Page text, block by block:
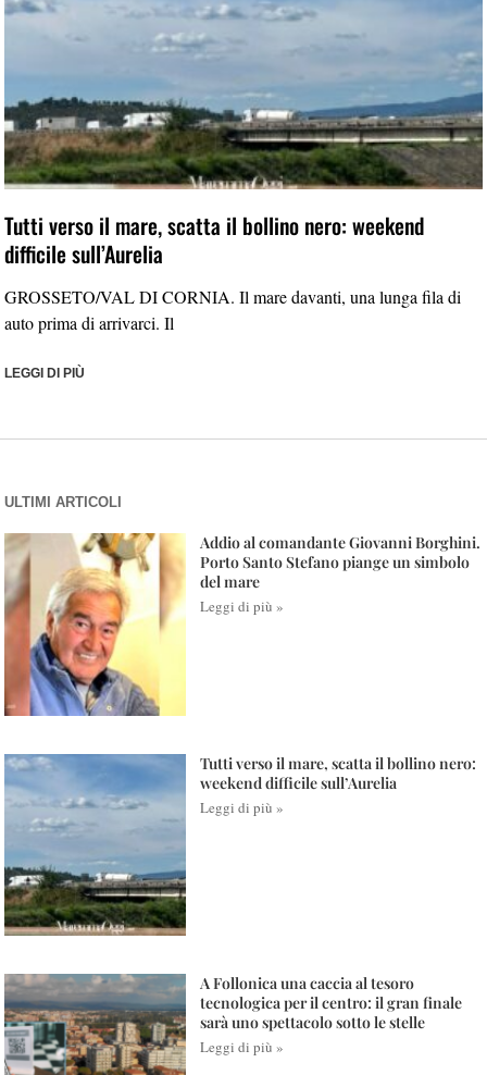
Tutti verso il mare, scatta il bollino nero: weekend
difficile sull’Aurelia
GROSSETO/VAL DI CORNIA. Il mare davanti, una lunga fila di
auto prima di arrivarci. Il
LEGGI DI PIÙ
ULTIMI ARTICOLI
Addio al comandante Giovanni Borghini.
Porto Santo Stefano piange un simbolo
del mare
Leggi di più »
Tutti verso il mare, scatta il bollino nero:
weekend difficile sull’Aurelia
Leggi di più »
A Follonica una caccia al tesoro
tecnologica per il centro: il gran finale
sarà uno spettacolo sotto le stelle
Leggi di più »